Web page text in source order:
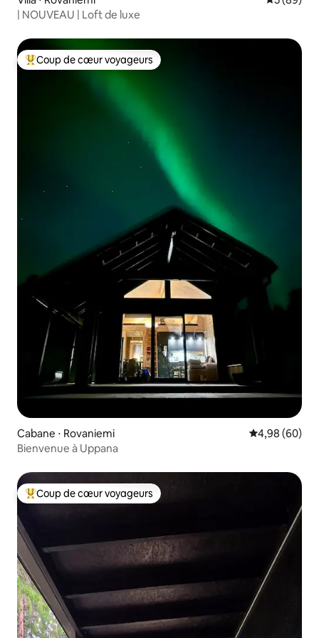
| NOUVEAU | Loft de luxe
Coups de cœur voyageurs les plus appréciés
Coup de cœur voyageurs
Cabane ⋅ Rovaniemi Évaluation
4,98 (60)
Bienvenue à Uppana
Coups de cœur voyageurs les plus appréciés
Coup de cœur voyageurs